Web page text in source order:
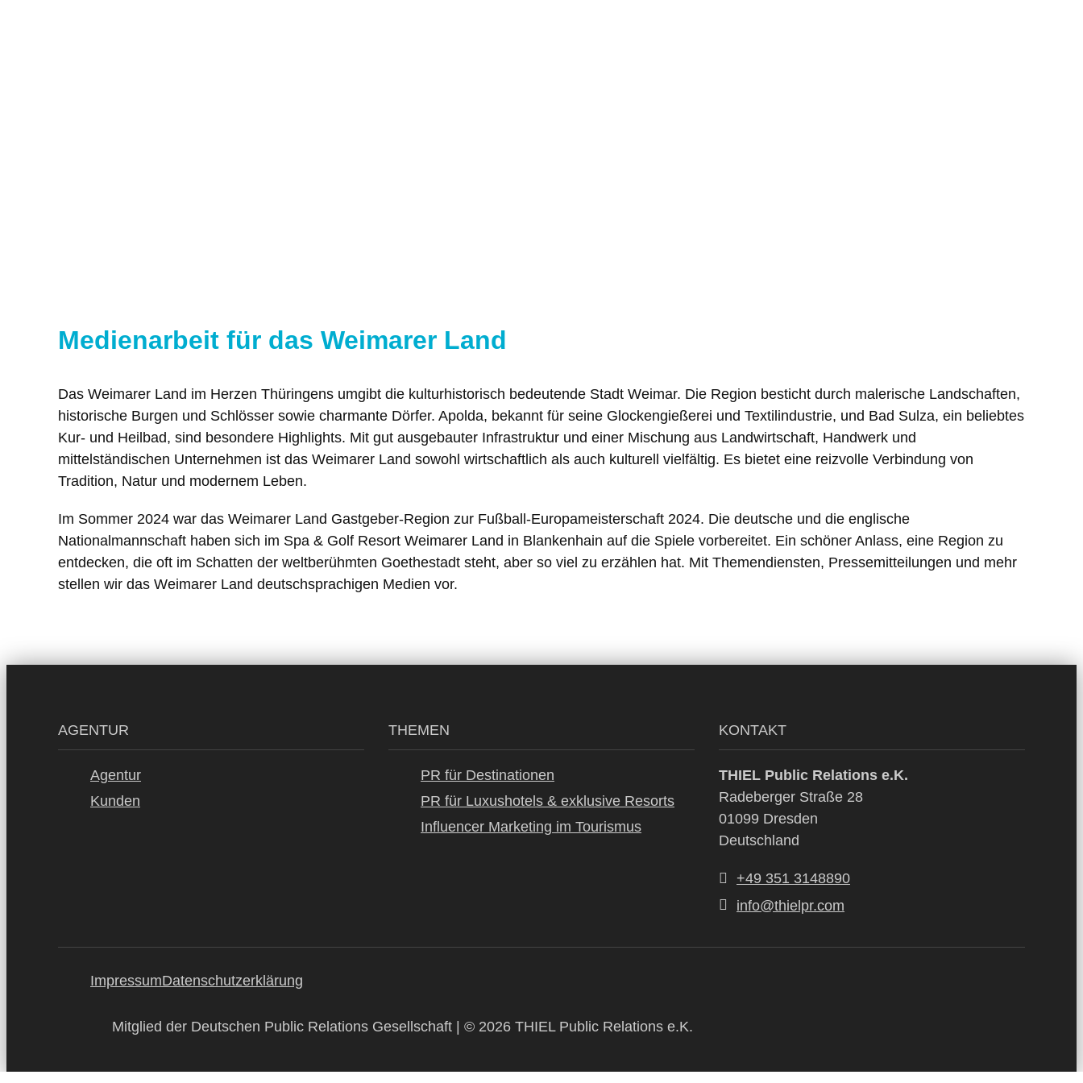
Medienarbeit für das Weimarer Land
Das Weimarer Land im Herzen Thüringens umgibt die kulturhistorisch bedeutende Stadt Weimar. Die Region besticht durch malerische Landschaften,
historische Burgen und Schlösser sowie charmante Dörfer. Apolda, bekannt für seine Glockengießerei und Textilindustrie, und Bad Sulza, ein beliebtes
Kur- und Heilbad, sind besondere Highlights. Mit gut ausgebauter Infrastruktur und einer Mischung aus Landwirtschaft, Handwerk und
mittelständischen Unternehmen ist das Weimarer Land sowohl wirtschaftlich als auch kulturell vielfältig. Es bietet eine reizvolle Verbindung von
Tradition, Natur und modernem Leben.
Im Sommer 2024 war das Weimarer Land Gastgeber-Region zur Fußball-Europameisterschaft 2024. Die deutsche und die englische
Nationalmannschaft haben sich im Spa & Golf Resort Weimarer Land in Blankenhain auf die Spiele vorbereitet. Ein schöner Anlass, eine Region zu
entdecken, die oft im Schatten der weltberühmten Goethestadt steht, aber so viel zu erzählen hat. Mit Themendiensten, Pressemitteilungen und mehr
stellen wir das Weimarer Land deutschsprachigen Medien vor.
AGENTUR
Agentur
Kunden
THEMEN
PR für Destinationen
PR für Luxushotels & exklusive Resorts
Influencer Marketing im Tourismus
KONTAKT
THIEL Public Relations e.K.
Radeberger Straße 28
01099 Dresden
Deutschland
+49 351 3148890
info@thielpr.com
ImpressumDatenschutzerklärung
Mitglied der Deutschen Public Relations Gesellschaft | © 2026 THIEL Public Relations e.K.